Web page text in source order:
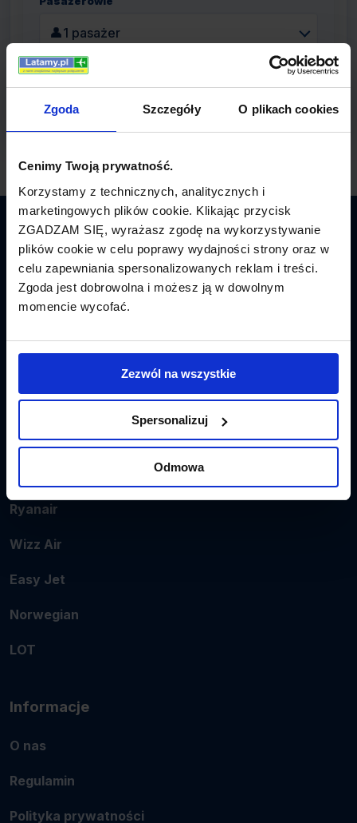
Zgoda Szczegóły O plikach cookies
Cenimy Twoją prywatność.
Korzystamy z technicznych, analitycznych i
marketingowych plików cookie. Klikając przycisk
ZGADZAM SIĘ, wyrażasz zgodę na wykorzystywanie
plików cookie w celu poprawy wydajności strony oraz w
celu zapewniania spersonalizowanych reklam i treści.
Zgoda jest dobrowolna i możesz ją w dowolnym
momencie wycofać.
Zezwól na wszystkie
Spersonalizuj
Odmowa
👤1 pasażer
Latamy.pl
Bilety lotnicze
Promocje
Linie lotnicze
Ryanair
Wizz Air
Easy Jet
Norwegian
LOT
Informacje
O nas
Regulamin
Polityka prywatności